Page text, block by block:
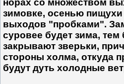
норах со множеством
зимовке, осенью пищухи
выходов "пробками".
суровее будет зима,
закрывают зверьки,
стороны холма, откуда
будут дуть холодные